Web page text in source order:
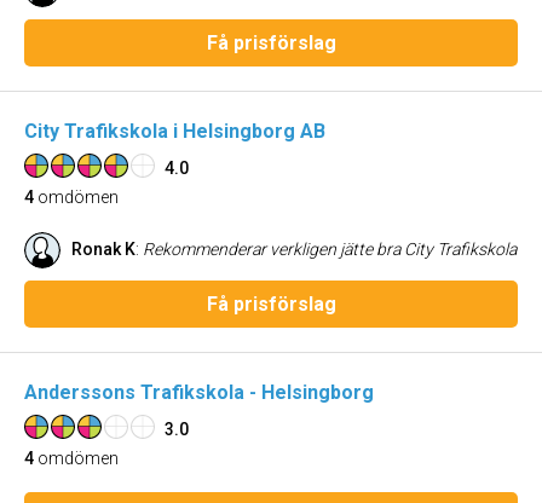
Få prisförslag
City Trafikskola i Helsingborg AB
4.0
4 omdömen
Ronak K: Rekommenderar verkligen jätte bra City Trafikskola
Få prisförslag
Anderssons Trafikskola - Helsingborg
3.0
4 omdömen